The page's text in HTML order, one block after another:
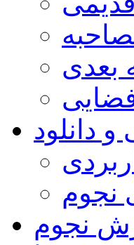
بعدی
دانلود
نجوم
نجوم